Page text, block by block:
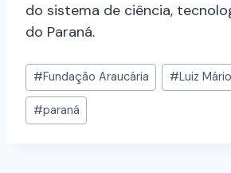
do sistema de ciência,
do Paraná.
#Fundação Araucária #Luiz
#paraná